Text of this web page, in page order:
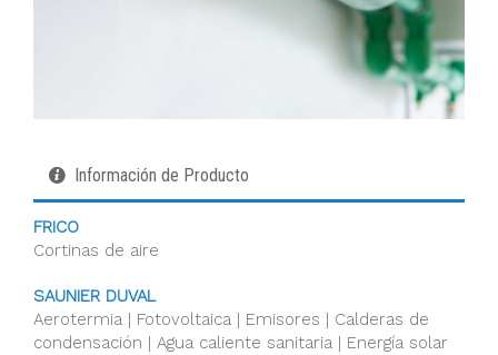
Información de Producto
FRICO
Cortinas de aire
SAUNIER DUVAL
Aerotermia | Fotovoltaica | Emisores | Calderas de
condensación | Agua caliente sanitaria | Energía solar